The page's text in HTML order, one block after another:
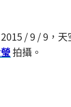
/ 9 / 9，
拍攝。